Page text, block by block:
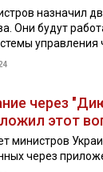
назначил
Они будут
управления
через
этот
министров
через